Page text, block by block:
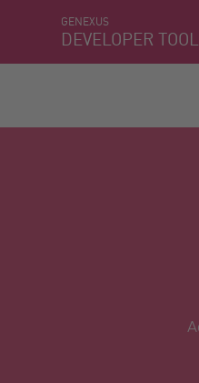
GENEXUS
DEVELOPER